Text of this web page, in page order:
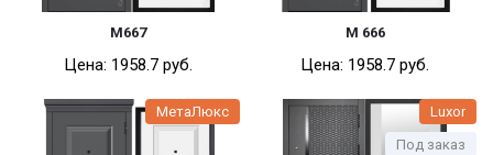
М667
Цена: 1958.7 pуб.
М 666
Цена: 1958.7 pуб.
МетаЛюкс
Под заказ
Luxor